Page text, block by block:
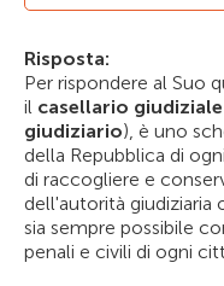
Risposta:
Per rispondere al Suo
il casellario giudiziale
giudiziario), è uno
della Repubblica di
di raccogliere e
dell'autorità giudiziaria
sia sempre possibile
penali e civili di ogni